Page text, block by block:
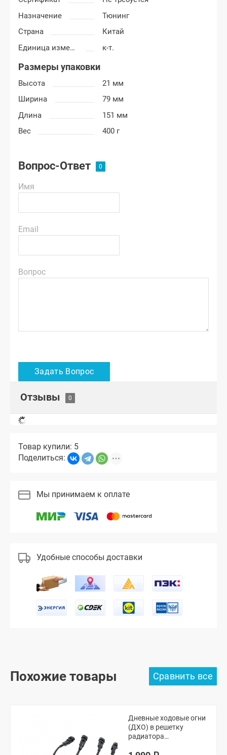
Назначение
Тюнинг
Страна
Китай
Единица измерения
к-т.
Размеры упаковки
Высота
21 мм
Ширина
79 мм
Длина
151 мм
Вес
400 г
Вопрос-Ответ
Имя
Email
Вопрос
Отзывы
Товар купили: 5
Поделиться:
Мы принимаем к оплате
Удобные способы доставки
Похожие товары
Дневные ходовые огни
(ДХО) в решетку
радиатора